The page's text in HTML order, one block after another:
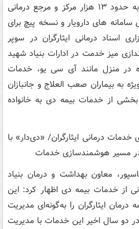
شدن مراکز درمانی از ۶ هزار مرکز به حدود ۱۳ هزار مرکز و مرجع درمانی
های دارویار و نسخه پیچ برای
اسناد درمانی ایثارگران در سوپر
میز خدمت در ادارات بنیاد شهید
در منزل مانند آی سی یو، خدمات
به بیماران صعب العلاج و جانبازان
بخشی از خدمات بیمه دی به خانواده
معاون بهداشت و درمان بنیاد
از خدمات بیمه دی اظهار کرد: این
ایثارگران را به‌گونه‌ای مدیریت
دو سال اخیر این خدمات با مدیریت